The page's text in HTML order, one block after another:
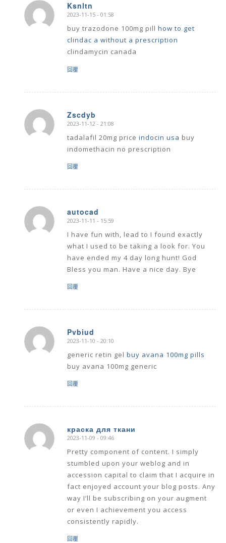
Ksnltn
says:
2023-11-15 - 01:58
buy trazodone 100mg pill how to get
clindac a without a prescription
clindamycin canada
回覆
Zscdyb
says:
2023-11-12 - 21:08
tadalafil 20mg price indocin usa buy
indomethacin no prescription
回覆
autocad
says:
2023-11-11 - 15:59
I have fun with, lead to I found exactly
what I used to be taking a look for. You
have ended my 4 day long hunt! God
Bless you man. Have a nice day. Bye
回覆
Pvbiud
says:
2023-11-10 - 20:10
generic retin gel buy avana 100mg pills
buy avana 100mg generic
回覆
краска для ткани
says:
2023-11-09 - 09:46
Pretty component of content. I simply
stumbled upon your weblog and in
accession capital to claim that I acquire in
fact enjoyed account your blog posts. Any
way I’ll be subscribing on your augment
or even I achievement you access
consistently rapidly.
回覆